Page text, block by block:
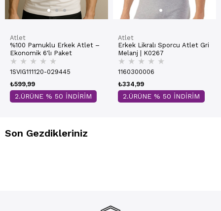
Atlet
%100 Pamuklu Erkek Atlet –
Ekonomik 6'lı Paket
★ ★ ★ ★ ★
1SVIG111120-029445
₺599,99
2.ÜRÜNE % 50 İNDİRİM
Atlet
Erkek Likralı Sporcu Atlet Gri
Melanj | K0267
★ ★ ★ ★ ★
1160300006
₺334,99
2.ÜRÜNE % 50 İNDİRİM
Son Gezdikleriniz